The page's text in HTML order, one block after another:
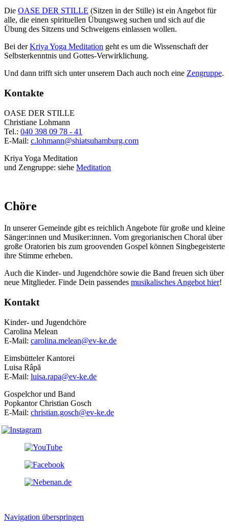
Die OASE DER STILLE (Sitzen in der Stille) ist ein Angebot für
alle, die einen spirituellen Übungsweg suchen und sich auf die
Übung des Sitzens und Schweigens einlassen wollen.
Bei derKriya Yoga Meditation geht es um die Wissenschaft der
Selbsterkenntnis und Gottes-Verwirklichung.
Und dann trifft sich unter unserem Dach auch noch eine Zengruppe.
Kontakte
OASE DER STILLE
Christiane Lohmann
Tel.: 040 398 09 78 - 41
E-Mail: c.lohmann@shiatsuhamburg.com
Kriya Yoga Meditation
und Zengruppe: siehe Meditation
Chöre
In unserer Gemeinde gibt es reichlich Angebote für große und kleine
Sänger:innen und Musiker:innen. Vom gregorianischen Choral über
große Oratorien bis zum groovenden Gospel können Singbegeisterte
ihre Stimme erheben.
Auch die Kinder- und Jugendchöre sowie die Band freuen sich über
neue Mitglieder. Finde Dein passendes musikalisches Angebot hier!
Kontakt
Kinder- und Jugendchöre
Carolina Melean
E-Mail: carolina.melean@ev-ke.de
Eimsbütteler Kantorei
Luisa Râpă
E-Mail: luisa.rapa@ev-ke.de
Gospelchor und Band
Popkantor Christian Gosch
E-Mail: christian.gosch@ev-ke.de
Navigation überspringen